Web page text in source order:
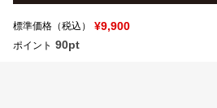
標準価格（税込） ¥9,900
ポイント 90pt